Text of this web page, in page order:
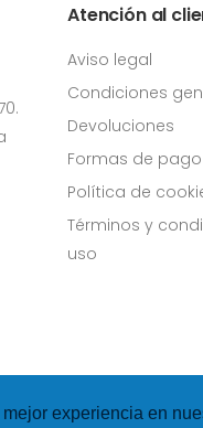
experiencia en
Atención al
Aviso legal
Condiciones
Devoluciones
Formas de pago
Política de
Términos y
uso